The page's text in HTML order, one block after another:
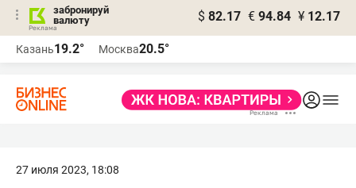
забронируй
валюту
$ 82.17 € 94.84 ¥ 12.17
Казань19.2° Москва20.5°
27 июля 2023, 18:08